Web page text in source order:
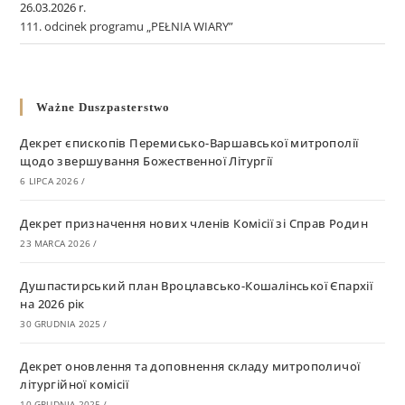
26.03.2026 r.
111. odcinek programu „PEŁNIA WIARY”
Ważne Duszpasterstwo
Декрет єпископів Перемисько-Варшавської митрополії
щодо звершування Божественної Літургії
6 LIPCA 2026 /
Декрет призначення нових членів Комісії зі Справ Родин
23 MARCA 2026 /
Душпастирський план Вроцлавсько-Кошалінської Єпархії
на 2026 рік
30 GRUDNIA 2025 /
Декрет оновлення та доповнення складу митрополичої
літургійної комісії